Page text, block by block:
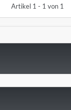
Artikel 1 - 1 von 1